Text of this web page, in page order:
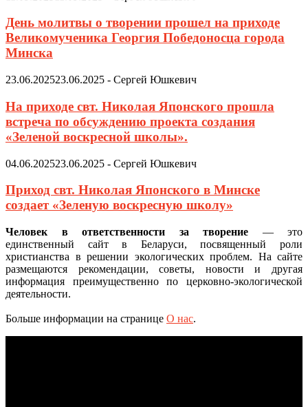
День молитвы о творении прошел на приходе
Великомученика Георгия Победоносца города
Минска
23.06.202523.06.2025 - Сергей Юшкевич
На приходе свт. Николая Японского прошла
встреча по обсуждению проекта создания
«Зеленой воскресной школы».
04.06.202523.06.2025 - Сергей Юшкевич
Приход свт. Николая Японского в Минске
создает «Зеленую воскресную школу»
Человек в ответственности за творение — это
единственный сайт в Беларуси, посвященный роли
христианства в решении экологических проблем. На сайте
размещаются рекомендации, советы, новости и другая
информация преимущественно по церковно-экологической
деятельности.
Больше информации на странице О нас.